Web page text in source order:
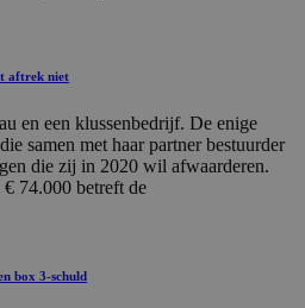
aftrek niet
en een klussenbedrijf. De enige
samen met haar partner bestuurder
die zij in 2020 wil afwaarderen.
74.000 betreft de
box 3-schuld